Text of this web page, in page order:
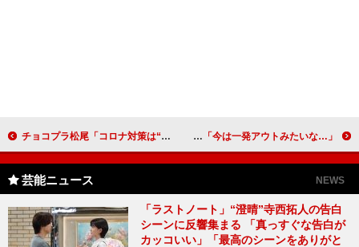
チョコプラ松尾「コロナ対策は“Ｔ洗い”とうがい」 長田「ベント中止は判断が難しい」 石田純一、芸能界の不倫報道にコメント 「今は一発アウトみたいな…」
芸能ニュース NEWS
「ラストノート」“澄晴”寺西拓人の告白
シーンに反響集まる 「真っすぐな告白が
カッコいい」「最高のシーンをありがと